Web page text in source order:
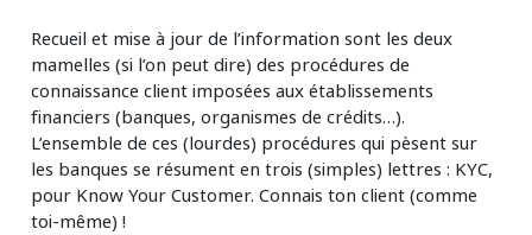
Recueil et mise à jour de l’information sont les deux
mamelles (si l’on peut dire) des procédures de
connaissance client imposées aux établissements
financiers (banques, organismes de crédits…).
L’ensemble de ces (lourdes) procédures qui pèsent sur
les banques se résument en trois (simples) lettres : KYC,
pour Know Your Customer. Connais ton client (comme
toi-même) !